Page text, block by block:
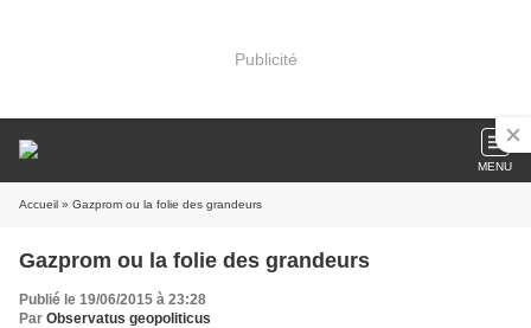
Publicité
MENU
Accueil » Gazprom ou la folie des grandeurs
Gazprom ou la folie des grandeurs
Publié le 19/06/2015 à 23:28
Par Observatus geopoliticus